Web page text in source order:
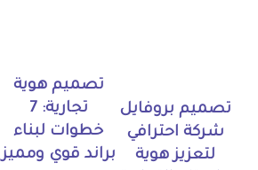
تصميم بروفايل
شركة احترافي
لتعزيز هوية
تصميم هوية
تجارية: 7
خطوات لبناء
براند قوي ومميز